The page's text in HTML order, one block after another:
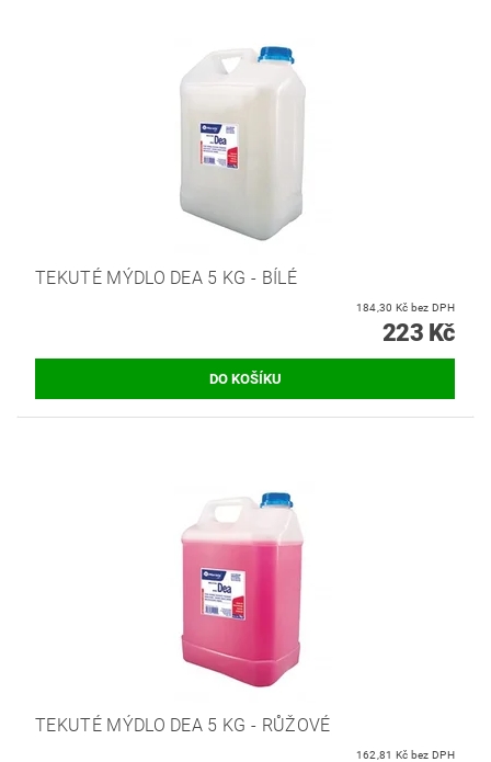
TEKUTÉ MÝDLO DEA 5 KG - BÍLÉ
184,30 Kč bez DPH
223 Kč
TEKUTÉ MÝDLO DEA 5 KG - RŮŽOVÉ
162,81 Kč bez DPH